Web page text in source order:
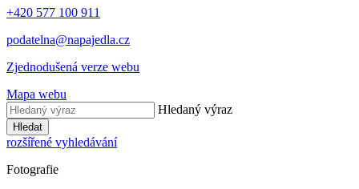
+420 577 100 911
podatelna@napajedla.cz
Zjednodušená verze webu
Mapa webu
Hledaný výraz
Hledat
rozšířené vyhledávání
Fotografie